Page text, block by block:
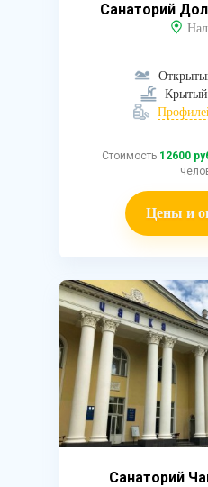
Санаторий
Крытый
Стоимость 12600
Цены и
Санаторий